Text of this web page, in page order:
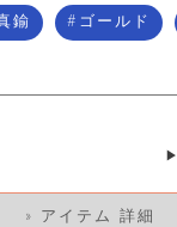
鍮 ゴールド
» アイテム 詳細